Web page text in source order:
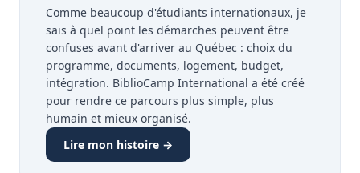
Comme beaucoup d'étudiants internationaux, je
sais à quel point les démarches peuvent être
confuses avant d'arriver au Québec : choix du
programme, documents, logement, budget,
intégration. BiblioCamp International a été créé
pour rendre ce parcours plus simple, plus
humain et mieux organisé.
Lire mon histoire →